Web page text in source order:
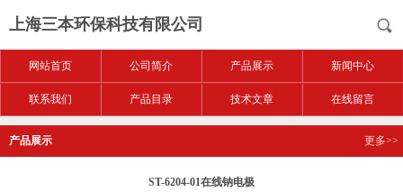
上海三本环保科技有限公司
网站首页 公司简介 产品展示 新闻中心
联系我们 产品目录 技术文章 在线留言
产品展示 更多>>
ST-6204-01在线钠电极